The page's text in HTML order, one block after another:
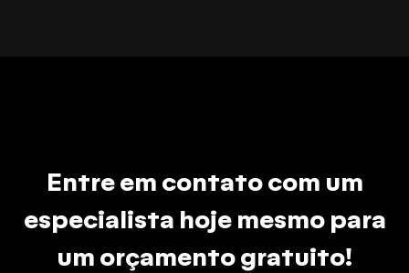
Entre em contato com um
especialista hoje mesmo para
um orçamento gratuito!